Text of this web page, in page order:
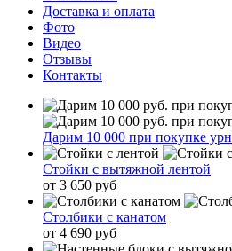
Доставка и оплата
Фото
Видео
Отзывы
Контакты
Дарим 10 000 при покупке урн
Стойки с вытяжной лентой
от 3 650 руб
Столбики с канатом
от 4 690 руб